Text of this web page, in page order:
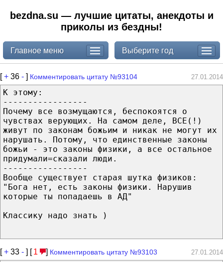
bezdna.su — лучшие цитаты, анекдоты и
приколы из бездны!
Главное меню Выберите год
[+ 36 - ] Комментировать цитату №93104 27.01.2014
К этому:
-----------------
Почему все возмущаются, беспокоятся о
чувствах верующих. На самом деле, ВСЕ(!)
живут по законам божьим и никак не могут их
нарушать. Потому, что единственные законы
божьи - это законы физики, а все остальное
придумали=сказали люди.
-----------------
Вообще существует старая шутка физиков:
"Бога нет, есть законы физики. Нарушив
которые ты попадаешь в АД"
Классику надо знать )
[+ 33 - ] [ 1 ] Комментировать цитату №93103 27.01.2014